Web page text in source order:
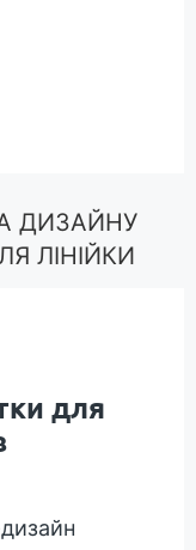
ДИЗАЙНУ
ЛІНІЙКИ
для